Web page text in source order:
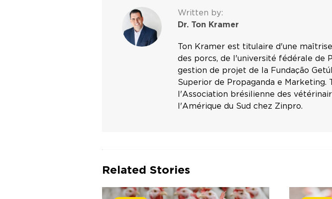
Written by:
Dr. Ton Kramer
Ton Kramer est titulaire d'une
des porcs, de l'université fédérale de
gestion de projet de la Fundação
Superior de Propaganda e
l'Association brésilienne des
l'Amérique du Sud chez Zinpro.
Related Stories